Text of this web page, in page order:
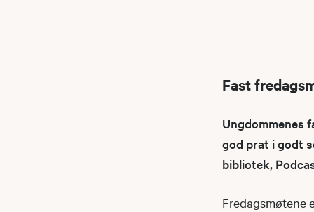
Fast
Ungdommenes
god prat i godt
bibliotek,
Fredagsmøtene